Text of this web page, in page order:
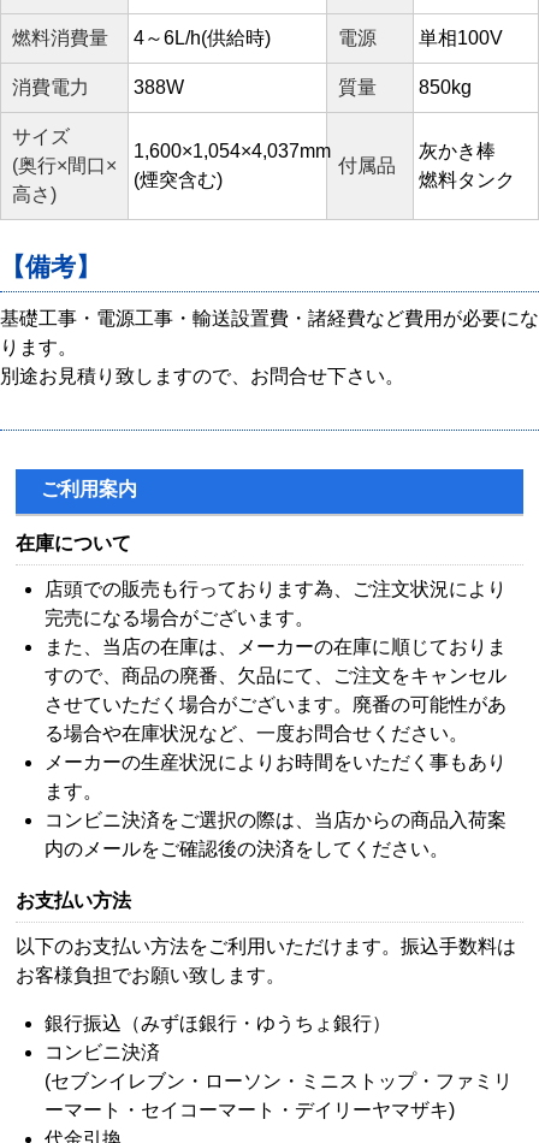
燃料消費量 4～6L/h(供給時) 電源 単相100V
消費電力 388W 質量 850kg
サイズ
(奥行×間口×
高さ)
1,600×1,054×4,037mm
(煙突含む)
付属品
灰かき棒
燃料タンク
【備考】
基礎工事・電源工事・輸送設置費・諸経費など費用が必要にな
ります。
別途お見積り致しますので、お問合せ下さい。
ご利用案内
在庫について
店頭での販売も行っております為、ご注文状況により
完売になる場合がございます。
また、当店の在庫は、メーカーの在庫に順じておりま
すので、商品の廃番、欠品にて、ご注文をキャンセル
させていただく場合がございます。廃番の可能性があ
る場合や在庫状況など、一度お問合せください。
メーカーの生産状況によりお時間をいただく事もあり
ます。
コンビニ決済をご選択の際は、当店からの商品入荷案
内のメールをご確認後の決済をしてください。
お支払い方法
以下のお支払い方法をご利用いただけます。振込手数料は
お客様負担でお願い致します。
銀行振込（みずほ銀行・ゆうちょ銀行）
コンビニ決済
(セブンイレブン・ローソン・ミニストップ・ファミリ
ーマート・セイコーマート・デイリーヤマザキ)
代金引換